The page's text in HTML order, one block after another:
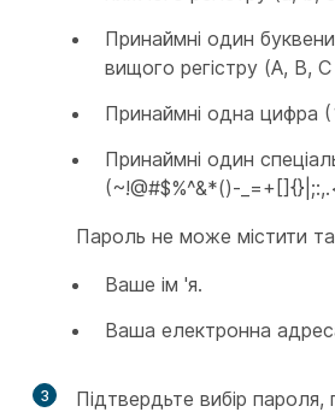
Принаймні один
вищого регістру (A, B,
Принаймні одна цифра
Принаймні один
(~!@#$%^&*()-
Пароль не може містити
Ваше ім 'я.
Ваша електронна
3 Підтвердьте вибір пароля,